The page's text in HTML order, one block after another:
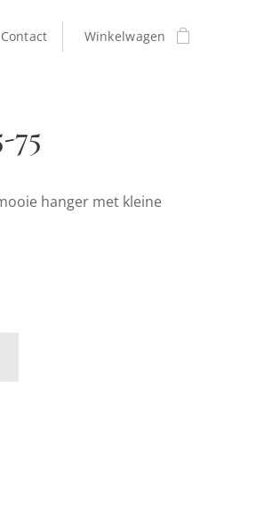
Contact Winkelwagen
75
hanger met kleine